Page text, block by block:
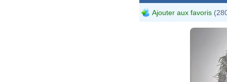
Ajouter aux favoris